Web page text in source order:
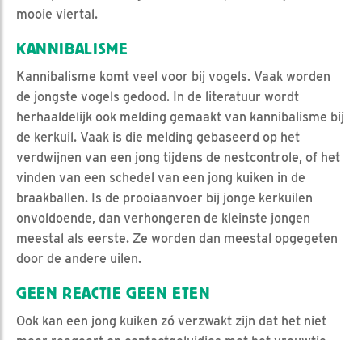
mooie viertal.
KANNIBALISME
Kannibalisme komt veel voor bij vogels. Vaak worden
de jongste vogels gedood. In de literatuur wordt
herhaaldelijk ook melding gemaakt van kannibalisme bij
de kerkuil. Vaak is die melding gebaseerd op het
verdwijnen van een jong tijdens de nestcontrole, of het
vinden van een schedel van een jong kuiken in de
braakballen. Is de prooiaanvoer bij jonge kerkuilen
onvoldoende, dan verhongeren de kleinste jongen
meestal als eerste. Ze worden dan meestal opgegeten
door de andere uilen.
GEEN REACTIE GEEN ETEN
Ook kan een jong kuiken zó verzwakt zijn dat het niet